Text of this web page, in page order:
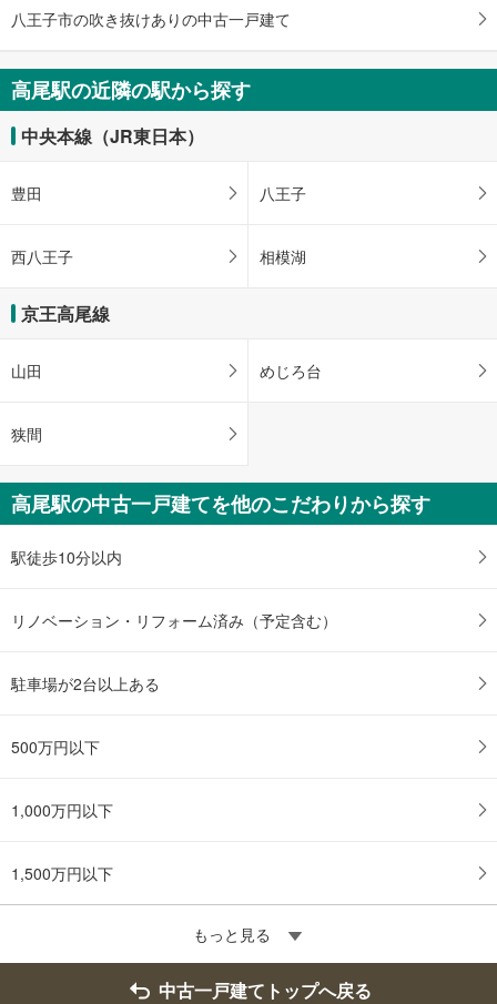
八王子市の吹き抜けありの中古一戸建て
高尾駅の近隣の駅から探す
中央本線（JR東日本）
豊田 八王子
西八王子 相模湖
京王高尾線
山田 めじろ台
狭間
高尾駅の中古一戸建てを他のこだわりから探す
駅徒歩10分以内
リノベーション・リフォーム済み（予定含む）
駐車場が2台以上ある
500万円以下
1,000万円以下
1,500万円以下
もっと見る
中古一戸建てトップへ戻る